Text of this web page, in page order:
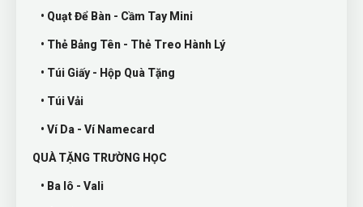
• Quạt Để Bàn - Cầm Tay Mini
• Thẻ Bảng Tên - Thẻ Treo Hành Lý
• Túi Giấy - Hộp Quà Tặng
• Túi Vải
• Ví Da - Ví Namecard
QUÀ TẶNG TRƯỜNG HỌC
• Ba lô - Vali